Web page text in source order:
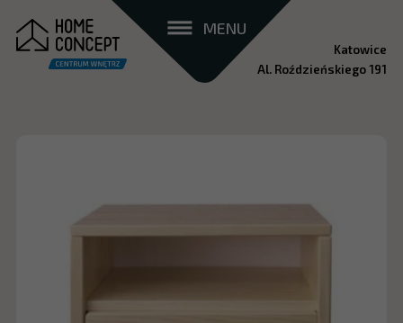
MENU
Katowice
Al. Roździeńskiego 191